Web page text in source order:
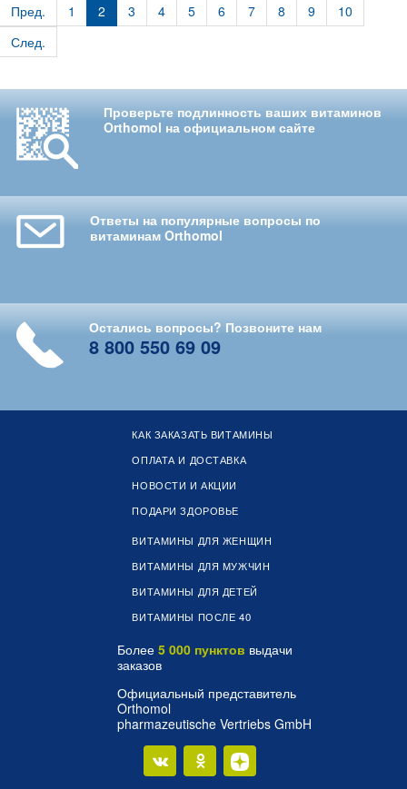
Пред. 1 2 3 4 5 6 7 8 9
10
След.
Проверьте подлинность ваших витаминов
Orthomol на официальном сайте
Ответы на популярные вопросы по
витаминам Orthomol
Остались вопросы? Позвоните нам
8 800 550 69 09
КАК ЗАКАЗАТЬ ВИТАМИНЫ
ОПЛАТА И ДОСТАВКА
НОВОСТИ И АКЦИИ
ПОДАРИ ЗДОРОВЬЕ
ВИТАМИНЫ ДЛЯ ЖЕНЩИН
ВИТАМИНЫ ДЛЯ МУЖЧИН
ВИТАМИНЫ ДЛЯ ДЕТЕЙ
ВИТАМИНЫ ПОСЛЕ 40
Более 5 000 пунктов выдачи
заказов
Официальный представитель
Orthomol
pharmazeutische Vertriebs GmbH